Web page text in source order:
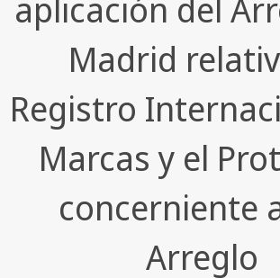
aplicación del
Madrid
Registro
Marcas y el
concerniente
Arreglo